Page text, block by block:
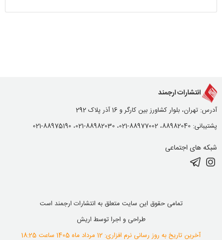
انتشارات ارجمند
آدرس: تهران، بلوار کشاورز بین کارگر و 16 آذر پلاک 292
پشتیبانی: 88982040، 88977002-021، 88982030-021، 88975190-021
شبکه های اجتماعی
تمامی حقوق این سایت متعلق به انتشارات ارجمند است
طراحی و اجرا توسط اریش
آخرین تاریخ به روز رسانی نرم افزاری: 12 مرداد ماه 1405 ساعت 18:25